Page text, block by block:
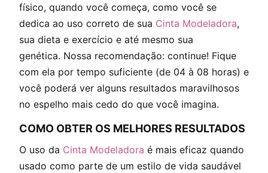
físico, quando você começa, como você se
dedica ao uso correto de sua Cinta Modeladora,
sua dieta e exercício e até mesmo sua
genética. Nossa recomendação: continue! Fique
com ela por tempo suficiente (de 04 à 08 horas) e
você poderá ver alguns resultados maravilhosos
no espelho mais cedo do que você imagina.
COMO OBTER OS MELHORES RESULTADOS
O uso da Cinta Modeladora é mais eficaz quando
usado como parte de um estilo de vida saudável